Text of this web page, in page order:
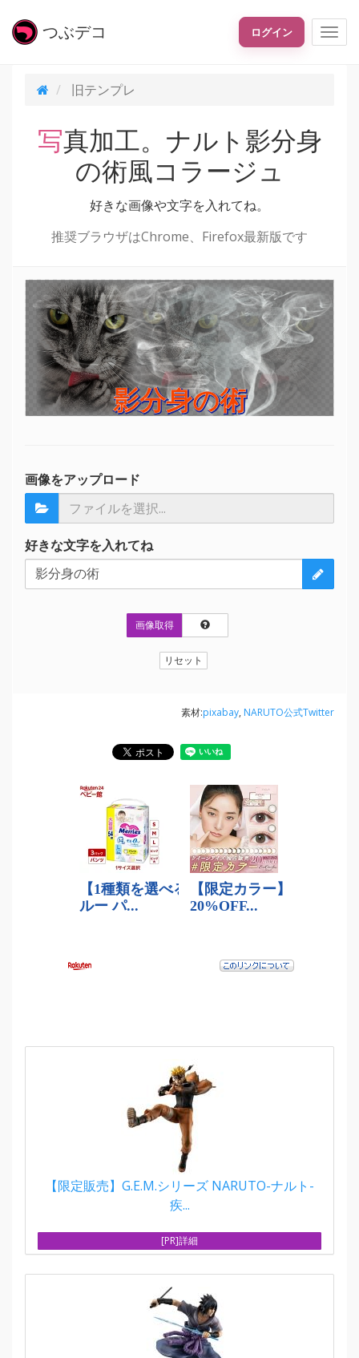
つぶデコ ログイン
旧テンプレ
写真加工。ナルト影分身
の術風コラージュ
好きな画像や文字を入れてね。
推奨ブラウザはChrome、Firefox最新版です
影分身の術
影分身の術
画像をアップロード
好きな文字を入れてね
画像取得
リセット
素材:pixabay, NARUTO公式Twitter
【限定販売】G.E.M.シリーズ NARUTO-ナルト-
疾...
[PR]詳細